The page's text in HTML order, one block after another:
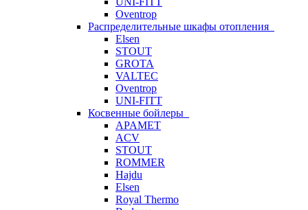
Oventrop
Распределительные шкафы отопления
Elsen
STOUT
GROTA
VALTEC
Oventrop
UNI-FITT
Косвенные бойлеры
APAMET
ACV
STOUT
ROMMER
Hajdu
Elsen
Royal Thermo